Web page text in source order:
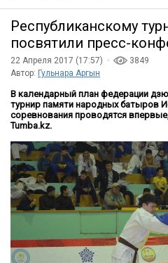
Республиканскому
посвятили пресс-
22 Апреля 2017 (17:57) ·
3849
Автор: Гульнара Аргын
В календарный план федерации
турнир памяти народных батыров
соревнования проводятся
Tumba.kz.